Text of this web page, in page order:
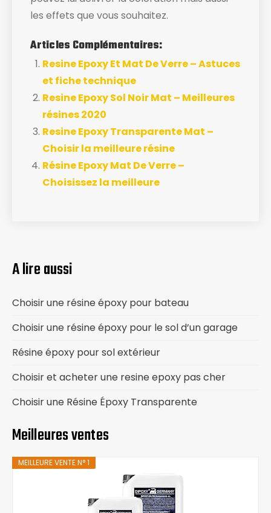
les effets que vous souhaitez.
Articles Complémentaires:
Resine Epoxy Et Mat De Verre – Astuces
et fiche technique
Resine Epoxy Sol Noir Mat – Meilleures
résines 2020
Resine Epoxy Transparente Mat –
Choisir la meilleure résine
Résine Epoxy Mat De Verre –
Choisissez la meilleure
A lire aussi
Choisir une résine époxy pour bateau
Choisir une résine époxy pour le sol d’un garage
Résine époxy pour sol extérieur
Choisir et acheter une resine epoxy pas cher
Choisir une Résine Époxy Transparente
Meilleures ventes
MEILLEURE VENTE N° 1